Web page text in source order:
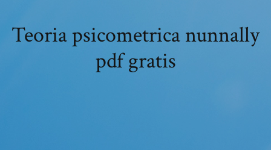
Teoria psicometrica nunnally
pdf gratis